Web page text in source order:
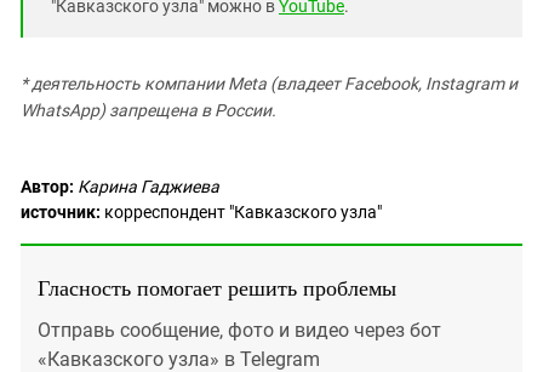
"Кавказского узла" можно вYouTube.
* деятельность компании Meta (владеет Facebook, Instagram и
WhatsApp) запрещена в России.
Автор: Карина Гаджиева
источник: корреспондент "Кавказского узла"
Гласность помогает решить проблемы
Отправь сообщение, фото и видео через бот
«Кавказского узла» в Telegram